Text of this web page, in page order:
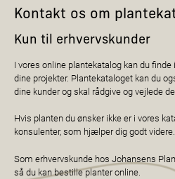
Kontakt os om
Kun til erhvervskunder
I vores online plantekatalog kan du
dine projekter. Plantekataloget kan du
dine kunder og skal rådgive og vejlede
Hvis planten du ønsker ikke er i vores
konsulenter, som hjælper dig godt videre.
Som erhvervskunde hos Johansens
så du kan bestille planter online.